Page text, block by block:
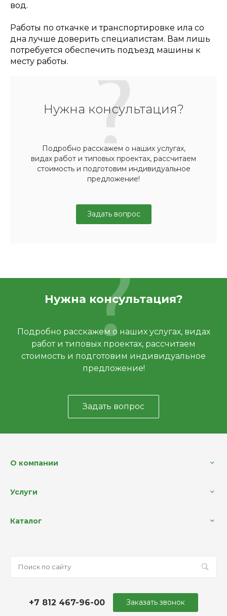
вод.
Работы по откачке и транспортировке ила со
дна лучше доверить специалистам. Вам лишь
потребуется обеспечить подъезд машины к
месту работы.
Нужна консультация?
Подробно расскажем о наших услугах,
видах работ и типовых проектах, рассчитаем
стоимость и подготовим индивидуальное
предложение!
Задать вопрос
Нужна консультация?
Подробно расскажем о наших услугах, видах
работ и типовых проектах, рассчитаем
стоимость и подготовим индивидуальное
предложение!
Задать вопрос
О компании
Услуги
Каталог
+7 812 467-96-00 Заказать звонок